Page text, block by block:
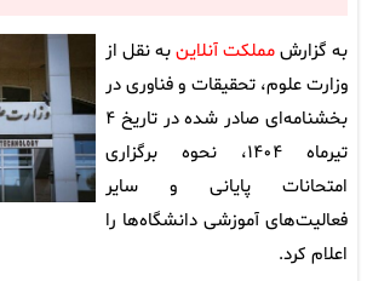
به گزارشمملکت آنلاینبه نقل از
وزارت علوم، تحقیقات و فناوری در
بخشنامه‌ای صادر شده در تاریخ ۴
تیرماه ۱۴۰۴، نحوه برگزاری
امتحانات پایانی و سایر
فعالیت‌های آموزشی دانشگاه‌ها را
اعلام کرد.